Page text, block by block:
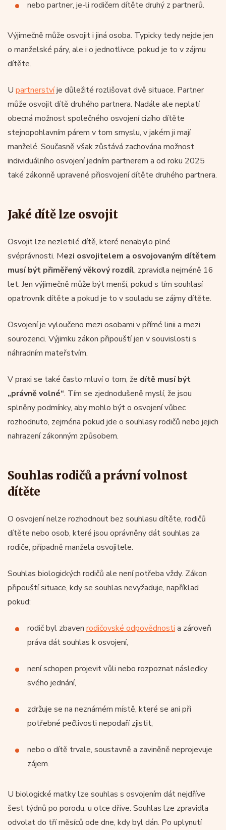
nebo partner, je-li rodičem dítěte druhý z partnerů.
Výjimečně může osvojit i jiná osoba. Typicky tedy nejde jen
o manželské páry, ale i o jednotlivce, pokud je to v zájmu
dítěte.
U partnerstvíje důležité rozlišovat dvě situace. Partner
může osvojit dítě druhého partnera. Nadále ale neplatí
obecná možnost společného osvojení cizího dítěte
stejnopohlavním párem v tom smyslu, v jakém ji mají
manželé. Současně však zůstává zachována možnost
individuálního osvojení jedním partnerem a od roku 2025
také zákonně upravené přiosvojení dítěte druhého partnera.
Jaké dítě lze osvojit
Osvojit lze nezletilé dítě, které nenabylo plné
svéprávnosti. Mezi osvojitelem a osvojovaným dítětem
musí být přiměřený věkový rozdíl, zpravidla nejméně 16
let. Jen výjimečně může být menší, pokud s tím souhlasí
opatrovník dítěte a pokud je to v souladu se zájmy dítěte.
Osvojení je vyloučeno mezi osobami v přímé linii a mezi
sourozenci. Výjimku zákon připouští jen v souvislosti s
náhradním mateřstvím.
V praxi se také často mluví o tom, že dítě musí být
„právně volné“. Tím se zjednodušeně myslí, že jsou
splněny podmínky, aby mohlo být o osvojení vůbec
rozhodnuto, zejména pokud jde o souhlasy rodičů nebo jejich
nahrazení zákonným způsobem.
Souhlas rodičů a právní volnost
dítěte
O osvojení nelze rozhodnout bez souhlasu dítěte, rodičů
dítěte nebo osob, které jsou oprávněny dát souhlas za
rodiče, případně manžela osvojitele.
Souhlas biologických rodičů ale není potřeba vždy. Zákon
připouští situace, kdy se souhlas nevyžaduje, například
pokud:
rodič byl zbaven rodičovské odpovědnosti a zároveň
práva dát souhlas k osvojení,
není schopen projevit vůli nebo rozpoznat následky
svého jednání,
zdržuje se na neznámém místě, které se ani při
potřebné pečlivosti nepodaří zjistit,
nebo o dítě trvale, soustavně a zaviněně neprojevuje
zájem.
U biologické matky lze souhlas s osvojením dát nejdříve
šest týdnů po porodu, u otce dříve. Souhlas lze zpravidla
odvolat do tří měsíců ode dne, kdy byl dán. Po uplynutí